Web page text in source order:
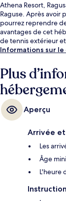
Athena Resort,
Raguse. Après avoir
pourrez reprendre
avantages de cet
de tennis extérieur
Informations sur
Plus
Aperçu
Arrivée
Les
Âge
L'heure